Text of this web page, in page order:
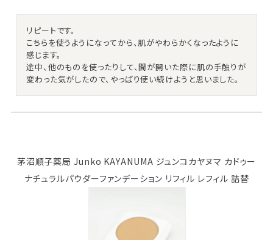
リピートです。
こちらを使うようになってから、肌がやわらかくなったように
感じます。
途中、他のものを使ったりして、間が開いた際に肌の手触りが
変わった気がしたので、やっぱり使い続けようと思いました。
茅沼順子薬局 Junko KAYANUMA ジュンコカヤヌマ カドゥー
ナチュラルパウダーファンデーション リフィル レフィル 詰替